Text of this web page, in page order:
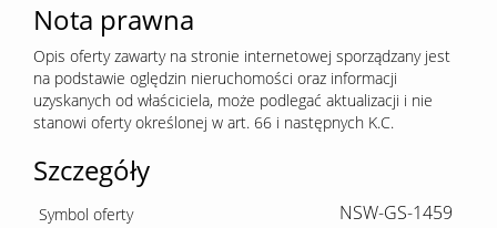
Nota prawna
Opis oferty zawarty na stronie internetowej sporządzany jest
na podstawie oględzin nieruchomości oraz informacji
uzyskanych od właściciela, może podlegać aktualizacji i nie
stanowi oferty określonej w art. 66 i następnych K.C.
Szczegóły
Symbol oferty NSW-GS-1459